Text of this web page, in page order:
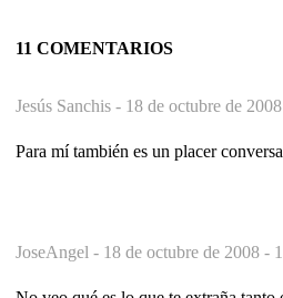
11 COMENTARIOS
Jesús Sanchis - 18 de octubre de
Para mí también es un placer
JoseAngel - 18 de octubre de 2008 -